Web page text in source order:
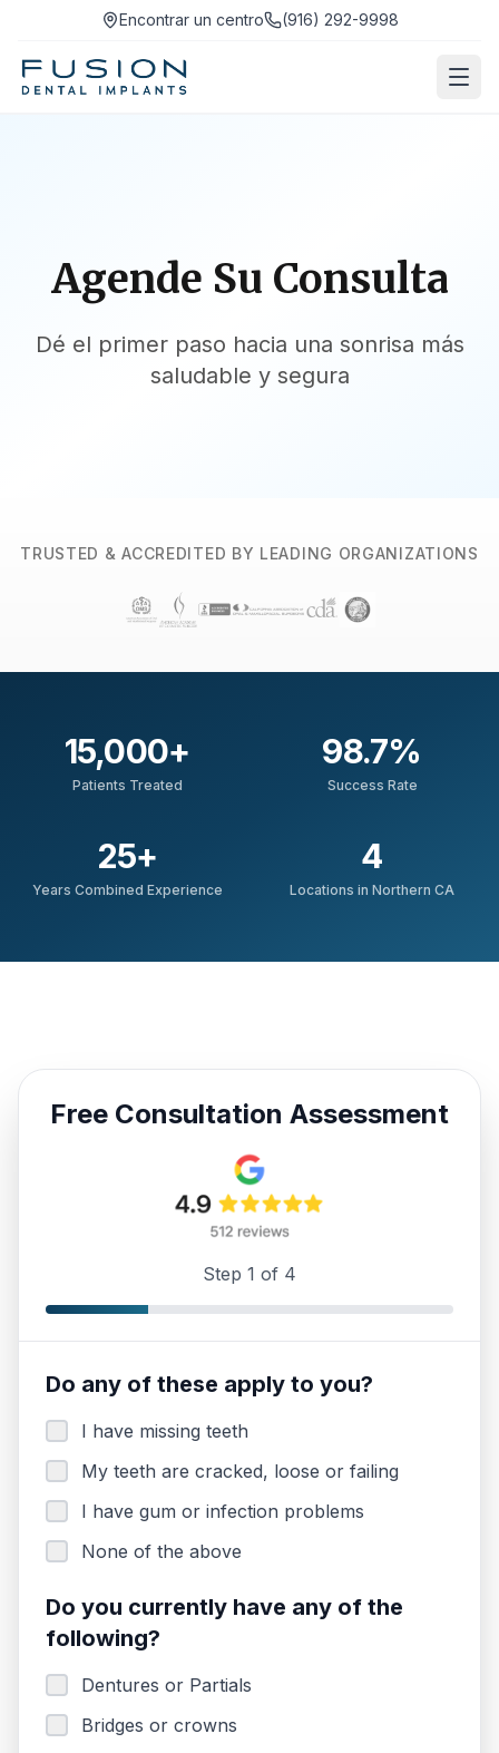
Encontrar un centro (916) 292-9998
Agende Su Consulta
Dé el primer paso hacia una sonrisa más
saludable y segura
TRUSTED & ACCREDITED BY LEADING ORGANIZATIONS
15,000+
Patients Treated
98.7%
Success Rate
25+
Years Combined Experience
4
Locations in Northern CA
Free Consultation Assessment
Step 1 of 4
Do any of these apply to you?
I have missing teeth
My teeth are cracked, loose or failing
I have gum or infection problems
None of the above
Do you currently have any of the
following?
Dentures or Partials
Bridges or crowns